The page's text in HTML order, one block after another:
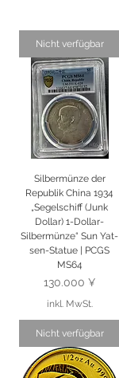
Nicht verfügbar
Silbermünze der
Republik China 1934
„Segelschiff (Junk
Dollar) 1-Dollar-
Silbermünze“ Sun Yat-
sen-Statue | PCGS
MS64
Preis
130.000 ¥
inkl. MwSt.
Nicht verfügbar